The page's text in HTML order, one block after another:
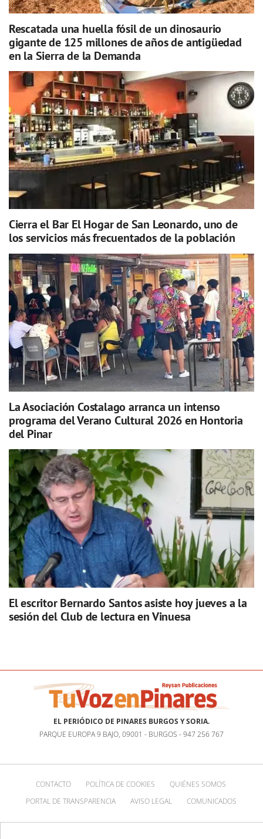
Rescatada una huella fósil de un dinosaurio
gigante de 125 millones de años de antigüedad
en la Sierra de la Demanda
Cierra el Bar El Hogar de San Leonardo, uno de
los servicios más frecuentados de la población
La Asociación Costalago arranca un intenso
programa del Verano Cultural 2026 en Hontoria
del Pinar
El escritor Bernardo Santos asiste hoy jueves a la
sesión del Club de lectura en Vinuesa
EL PERIÓDICO DE PINARES BURGOS Y SORIA.
PARQUE EUROPA 9 BAJO, 09001 - BURGOS - 947 256 767
CONTACTO POLÍTICA DE COOKIES
QUIÉNES SOMOS
PORTAL DE TRANSPARENCIA
AVISO LEGAL COMUNICADOS